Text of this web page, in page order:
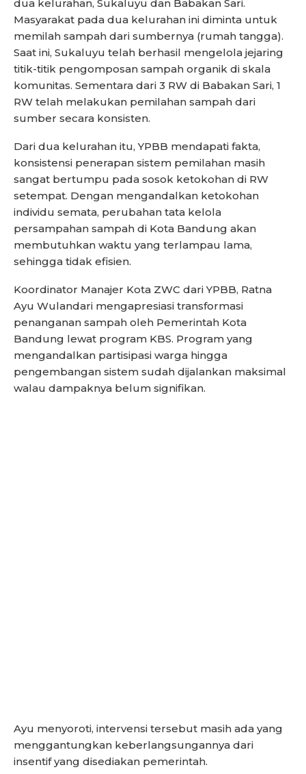
dua kelurahan, Sukaluyu dan Babakan Sari.
Masyarakat pada dua kelurahan ini diminta untuk
memilah sampah dari sumbernya (rumah tangga).
Saat ini, Sukaluyu telah berhasil mengelola jejaring
titik-titik pengomposan sampah organik di skala
komunitas. Sementara dari 3 RW di Babakan Sari, 1
RW telah melakukan pemilahan sampah dari
sumber secara konsisten.
Dari dua kelurahan itu, YPBB mendapati fakta,
konsistensi penerapan sistem pemilahan masih
sangat bertumpu pada sosok ketokohan di RW
setempat. Dengan mengandalkan ketokohan
individu semata, perubahan tata kelola
persampahan sampah di Kota Bandung akan
membutuhkan waktu yang terlampau lama,
sehingga tidak efisien.
Koordinator Manajer Kota ZWC dari YPBB, Ratna
Ayu Wulandari mengapresiasi transformasi
penanganan sampah oleh Pemerintah Kota
Bandung lewat program KBS. Program yang
mengandalkan partisipasi warga hingga
pengembangan sistem sudah dijalankan maksimal
walau dampaknya belum signifikan.
Ayu menyoroti, intervensi tersebut masih ada yang
menggantungkan keberlangsungannya dari
insentif yang disediakan pemerintah.